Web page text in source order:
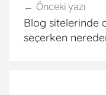
gezinmesi
Önceki yazı
Blog sitelerinde
seçerken